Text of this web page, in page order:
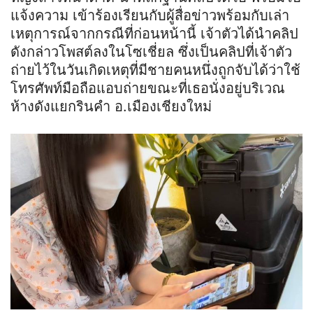
แจ้งความ เข้าร้องเรียนกับผู้สื่อข่าวพร้อมกับเล่า
เหตุการณ์จากกรณีที่ก่อนหน้านี้ เจ้าตัวได้นำคลิป
ดังกล่าวโพสต์ลงในโซเชี่ยล ซึ่งเป็นคลิปที่เจ้าตัว
ถ่ายไว้ในวันเกิดเหตุที่มีชายคนหนึ่งถูกจับได้ว่าใช้
โทรศัพท์มือถือแอบถ่ายขณะที่เธอนั่งอยู่บริเวณ
ห้างดังแยกรินคำ อ.เมืองเชียงใหม่